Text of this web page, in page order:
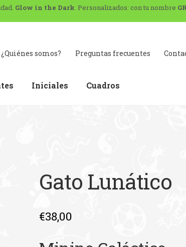
Glow in the Dark. Personalizados: con tu nombre
¿Quiénes somos? Preguntas frecuentes
Iniciales Cuadros
Gato Lunático
€38,00